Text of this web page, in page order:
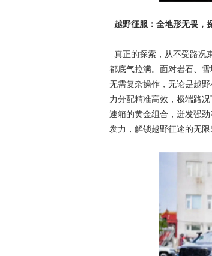
越野征服：全地形无畏，
真正的探索，从不受路况
都底气拉满。面对岩石、雪
无需复杂操作，无论是越
力分配精准高效，极端路
速箱的黄金组合，迸发强
发力，解锁越野征途的无限